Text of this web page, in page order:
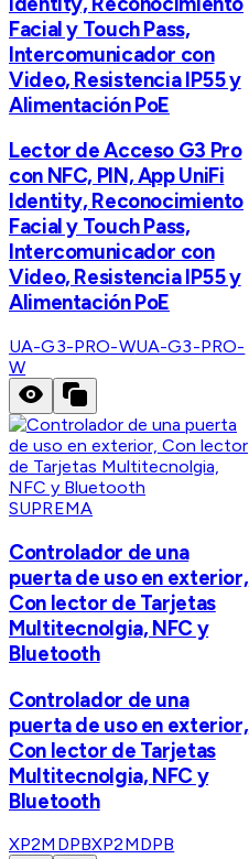
Facial y Touch Pass,
Intercomunicador con
Video, Resistencia IP55 y
Alimentación PoE
Lector de Acceso G3 Pro
con NFC, PIN, App UniFi
Identity, Reconocimiento
Facial y Touch Pass,
Intercomunicador con
Video, Resistencia IP55 y
Alimentación PoE
UA-G3-PRO-WUA-G3-PRO-
W
SUPREMA
Controlador de una
puerta de uso en exterior,
Con lector de Tarjetas
Multitecnolgia, NFC y
Bluetooth
Controlador de una
puerta de uso en exterior,
Con lector de Tarjetas
Multitecnolgia, NFC y
Bluetooth
XP2MDPBXP2MDPB